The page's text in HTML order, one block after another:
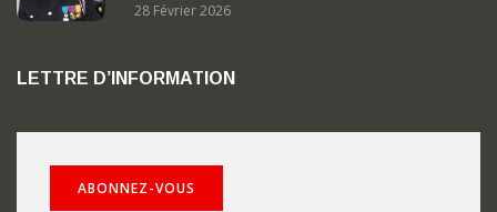
28 Février 2026
LETTRE D’INFORMATION